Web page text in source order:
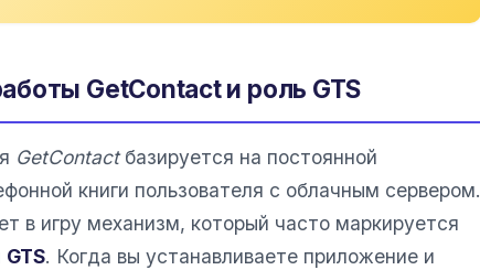
GetContact и роль GTS
GetContactбазируется на постоянной
книги пользователя с облачным сервером.
в игру механизм, который часто маркируется
GTS. Когда вы устанавливаете приложение и